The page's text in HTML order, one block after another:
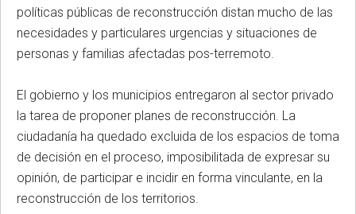
políticas públicas de reconstrucción distan mucho de las
necesidades y particulares urgencias y situaciones de
personas y familias afectadas pos-terremoto.
El gobierno y los municipios entregaron al sector privado
la tarea de proponer planes de reconstrucción. La
ciudadanía ha quedado excluida de los espacios de toma
de decisión en el proceso, imposibilitada de expresar su
opinión, de participar e incidir en forma vinculante, en la
reconstrucción de los territorios.